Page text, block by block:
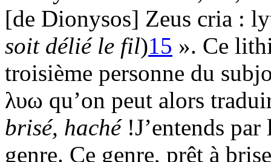
[de Dionysos] Zeus cria :
soit délié le fil)15 ». Ce
troisième personne du
λυω qu’on peut alors
brisé, haché!J’entends
genre. Ce genre, prêt à